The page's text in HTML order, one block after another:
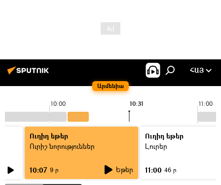
Արմենիա
ՀԱՅ
10:00 11:00
10:31
Ուղիղ եթեր
Ուրիշ նորություններ
10:07 9 ր Եթեր
Ուղիղ եթեր
Լուրեր
11:00 46 ր